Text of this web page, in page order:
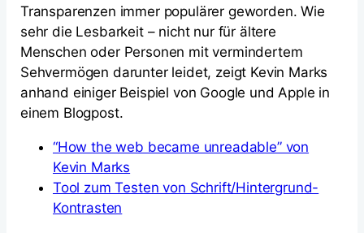
Transparenzen immer populärer geworden. Wie
sehr die Lesbarkeit – nicht nur für ältere
Menschen oder Personen mit vermindertem
Sehvermögen darunter leidet, zeigt Kevin Marks
anhand einiger Beispiel von Google und Apple in
einem Blogpost.
“How the web became unreadable” von
Kevin Marks
Tool zum Testen von Schrift/Hintergrund-
Kontrasten